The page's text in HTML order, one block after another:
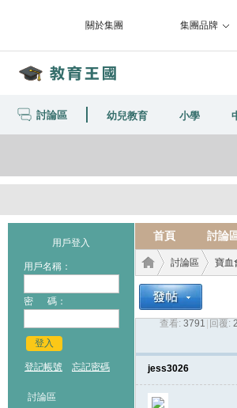
關於集團 集團品牌
討論區 幼兒教育 小學
用戶登入
用戶名稱：
密 碼：
登入
登記帳號 忘記密碼
討論區
首頁 討論
討論區
›
寶血
查看: 3791 回覆: 2
jess3026